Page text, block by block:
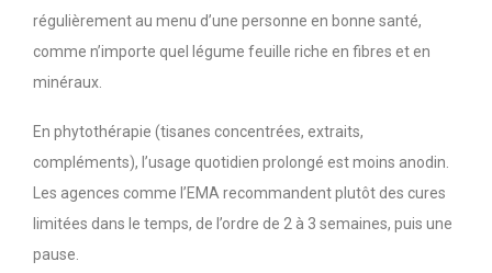
régulièrement au menu d’une personne en bonne santé,
comme n’importe quel légume feuille riche en fibres et en
minéraux.
En phytothérapie (tisanes concentrées, extraits,
compléments), l’usage quotidien prolongé est moins anodin.
Les agences comme l’EMA recommandent plutôt des cures
limitées dans le temps, de l’ordre de 2 à 3 semaines, puis une
pause.